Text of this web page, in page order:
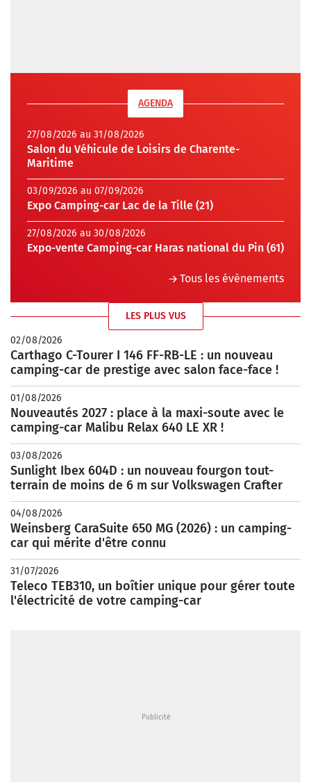
AGENDA
27/08/2026 au 31/08/2026
Salon du Véhicule de Loisirs de Charente-
Maritime
03/09/2026 au 07/09/2026
Expo Camping-car Lac de la Tille (21)
27/08/2026 au 30/08/2026
Expo-vente Camping-car Haras national du Pin (61)
Tous les évènements
LES PLUS VUS
02/08/2026
Carthago C-Tourer I 146 FF-RB-LE : un nouveau
camping-car de prestige avec salon face-face !
01/08/2026
Nouveautés 2027 : place à la maxi-soute avec le
camping-car Malibu Relax 640 LE XR !
03/08/2026
Sunlight Ibex 604D : un nouveau fourgon tout-
terrain de moins de 6 m sur Volkswagen Crafter
04/08/2026
Weinsberg CaraSuite 650 MG (2026) : un camping-
car qui mérite d'être connu
31/07/2026
Teleco TEB310, un boîtier unique pour gérer toute
l'électricité de votre camping-car